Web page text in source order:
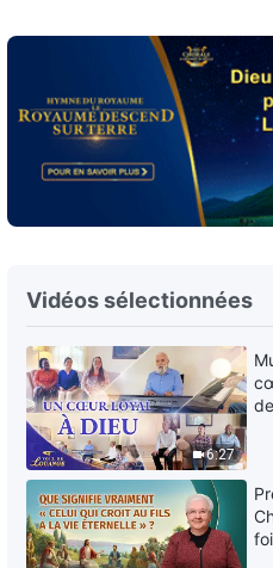
39:42
Partie
Partie
55:48
Partie 3
32:49
Vidéos sélectionnées
6:27